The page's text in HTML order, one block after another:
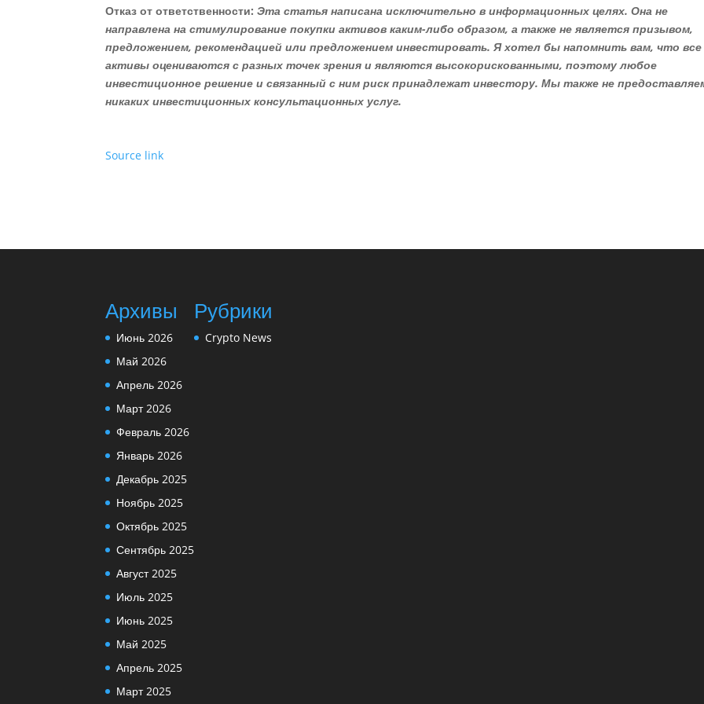
Отказ от ответственности:Эта статья написана исключительно в информационных целях. Она не
направлена на стимулирование покупки активов каким-либо образом, а также не является призывом,
предложением, рекомендацией или предложением инвестировать. Я хотел бы напомнить вам, что все
активы оцениваются с разных точек зрения и являются высокорискованными, поэтому любое
инвестиционное решение и связанный с ним риск принадлежат инвестору. Мы также не
никаких инвестиционных консультационных услуг.
Source link
Архивы
Июнь 2026
Май 2026
Апрель 2026
Март 2026
Февраль 2026
Январь 2026
Декабрь 2025
Ноябрь 2025
Октябрь 2025
Сентябрь 2025
Август 2025
Июль 2025
Июнь 2025
Май 2025
Апрель 2025
Март 2025
Рубрики
Crypto News